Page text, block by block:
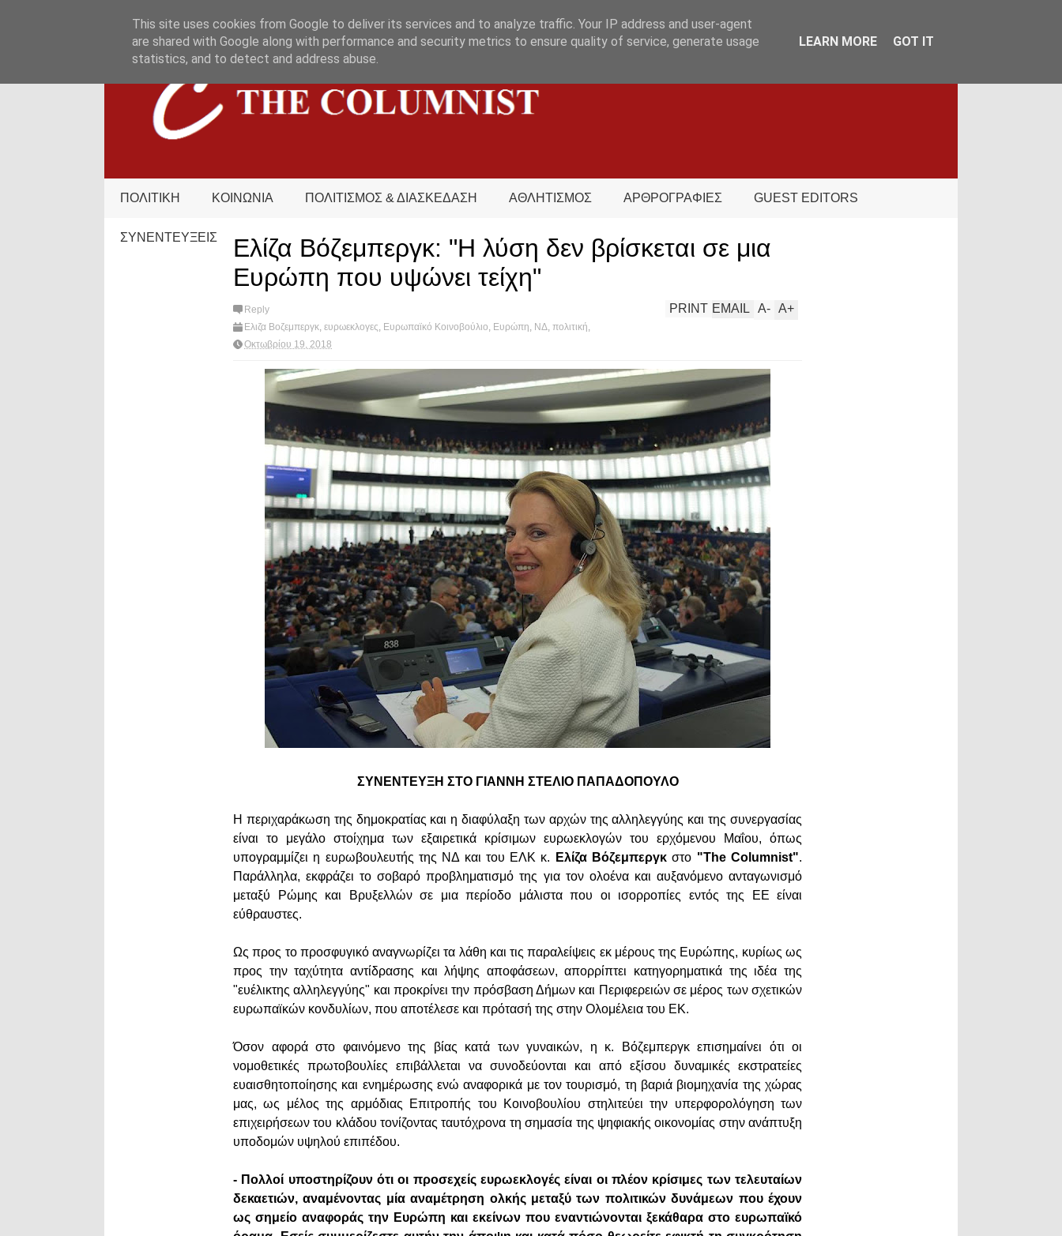
ΠΟΛΙΤΙΚΗ ΚΟΙΝΩΝΙΑ ΠΟΛΙΤΙΣΜΟΣ & ΔΙΑΣΚΕΔΑΣΗ ΑΘΛΗΤΙΣΜΟΣ ΑΡΘΡΟΓΡΑΦΙΕΣ GUEST EDITORS
ΣΥΝΕΝΤΕΥΞΕΙΣ
Ελίζα Βόζεμπεργκ: "Η λύση δεν βρίσκεται σε μια
Ευρώπη που υψώνει τείχη"
Reply
Ελιζα Βοζεμπεργκ ευρωεκλογες Ευρωπαϊκό Κοινοβούλιο Ευρώπη ΝΔ πολιτική
Οκτωβρίου 19, 2018
A+
A-
EMAIL
PRINT
ΣΥΝΕΝΤΕΥΞΗ ΣΤΟ ΓΙΑΝΝΗ ΣΤΕΛΙΟ ΠΑΠΑΔΟΠΟΥΛΟ
Η περιχαράκωση της δημοκρατίας και η διαφύλαξη των αρχών της αλληλεγγύης και της συνεργασίας
είναι το μεγάλο στοίχημα των εξαιρετικά κρίσιμων ευρωεκλογών του ερχόμενου Μαΐου, όπως
υπογραμμίζει η ευρωβουλευτής της ΝΔ και του ΕΛΚ κ.
Ελίζα Βόζεμπεργκ στο "The Columnist".
Παράλληλα, εκφράζει το σοβαρό προβληματισμό της για τον ολοένα και αυξανόμενο ανταγωνισμό
μεταξύ Ρώμης και Βρυξελλών σε μια περίοδο μάλιστα που οι ισορροπίες εντός της ΕΕ είναι
εύθραυστες.
Ως προς το προσφυγικό αναγνωρίζει τα λάθη και τις παραλείψεις εκ μέρους της Ευρώπης, κυρίως ως
προς την ταχύτητα αντίδρασης και λήψης αποφάσεων, απορρίπτει κατηγορηματικά της ιδέα της
"ευέλικτης αλληλεγγύης" και προκρίνει την πρόσβαση Δήμων και Περιφερειών σε μέρος των σχετικών
ευρωπαϊκών κονδυλίων, που αποτέλεσε και πρότασή της στην Ολομέλεια του ΕΚ.
Όσον αφορά στο φαινόμενο της βίας κατά των γυναικών, η κ. Βόζεμπεργκ επισημαίνει ότι οι
νομοθετικές πρωτοβουλίες επιβάλλεται να συνοδεύονται και από εξίσου δυναμικές εκστρατείες
ευαισθητοποίησης και ενημέρωσης ενώ αναφορικά με τον τουρισμό, τη βαριά βιομηχανία της χώρας
μας, ως μέλος της αρμόδιας Επιτροπής του Κοινοβουλίου στηλιτεύει την υπερφορολόγηση των
επιχειρήσεων του κλάδου τονίζοντας ταυτόχρονα τη σημασία της ψηφιακής οικονομίας στην ανάπτυξη
υποδομών υψηλού επιπέδου.
- Πολλοί υποστηρίζουν ότι οι προσεχείς ευρωεκλογές είναι οι πλέον κρίσιμες των τελευταίων
δεκαετιών, αναμένοντας μία αναμέτρηση ολκής μεταξύ των πολιτικών δυνάμεων που έχουν
ως σημείο αναφοράς την Ευρώπη και εκείνων που εναντιώνονται ξεκάθαρα στο ευρωπαϊκό
This site uses cookies from Google to deliver its services and to analyze traffic. Your IP address and user-agent
are shared with Google along with performance and security metrics to ensure quality of service, generate usage
statistics, and to detect and address abuse.
LEARN MORE GOT IT